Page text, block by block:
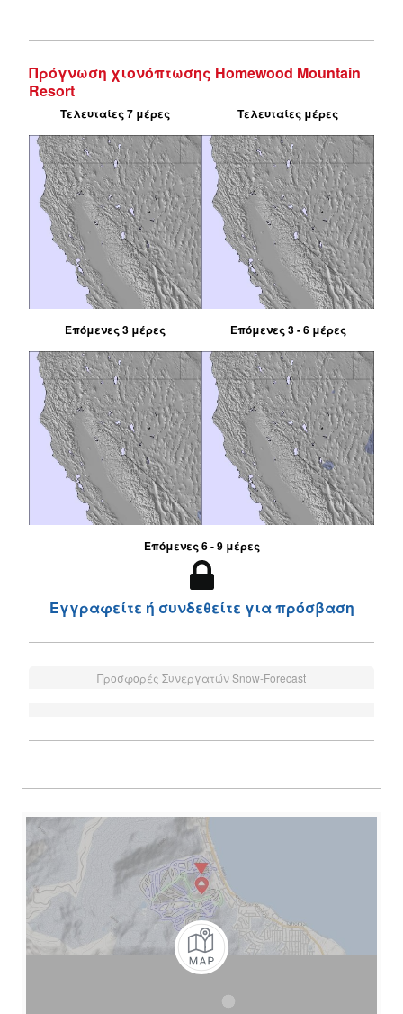
Πρόγνωση χιονόπτωσης Homewood Mountain
Resort
Τελευταίες 7 μέρες Τελευταίες μέρες
Επόμενες 3 μέρες Επόμενες 3 - 6 μέρες
Επόμενες 6 - 9 μέρες
Εγγραφείτε ή συνδεθείτε για πρόσβαση
Προσφορές Συνεργατών Snow-Forecast